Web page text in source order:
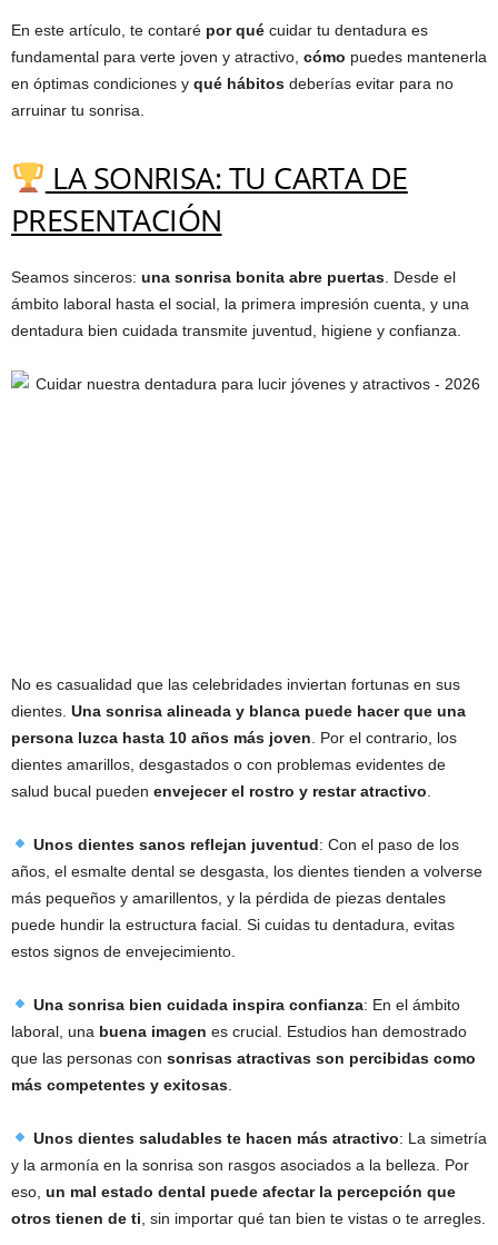
En este artículo, te contaré por qué cuidar tu dentadura es
fundamental para verte joven y atractivo, cómo puedes mantenerla
en óptimas condiciones y qué hábitos deberías evitar para no
arruinar tu sonrisa.
LA SONRISA: TU CARTA DE
PRESENTACIÓN
Seamos sinceros: una sonrisa bonita abre puertas . Desde el
ámbito laboral hasta el social, la primera impresión cuenta, y una
dentadura bien cuidada transmite juventud, higiene y confianza.
No es casualidad que las celebridades inviertan fortunas en sus
dientes. Una sonrisa alineada y blanca puede hacer que una
persona luzca hasta 10 años más joven . Por el contrario, los
dientes amarillos, desgastados o con problemas evidentes de
salud bucal pueden envejecer el rostro y restar atractivo
Unos dientes sanos reflejan juventud: Con el paso de los
años, el esmalte dental se desgasta, los dientes tienden a volverse
más pequeños y amarillentos, y la pérdida de piezas dentales
puede hundir la estructura facial. Si cuidas tu dentadura, evitas
estos signos de envejecimiento.
Una sonrisa bien cuidada inspira confianza: En el ámbito
laboral, una buena imagen es crucial. Estudios han demostrado
que las personas con sonrisas atractivas son percibidas como
más competentes y exitosas
Unos dientes saludables te hacen más atractivo: La simetría
y la armonía en la sonrisa son rasgos asociados a la belleza. Por
eso, un mal estado dental puede afectar la percepción que
otros tienen de ti , sin importar qué tan bien te vistas o te arregles.